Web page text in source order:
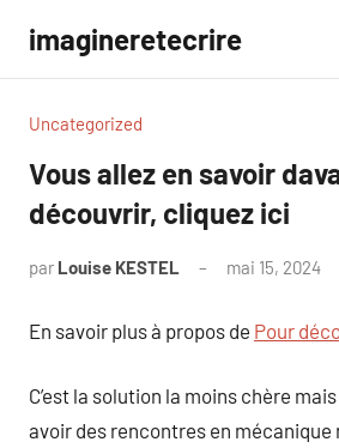
contenu
imagineretecrire
Uncategorized
Vous allez en savoir
découvrir, cliquez ici
par Louise KESTEL mai 15, 2024
En savoir plus à propos de Pour
C’est la solution la moins chère
avoir des rencontres en mécanique